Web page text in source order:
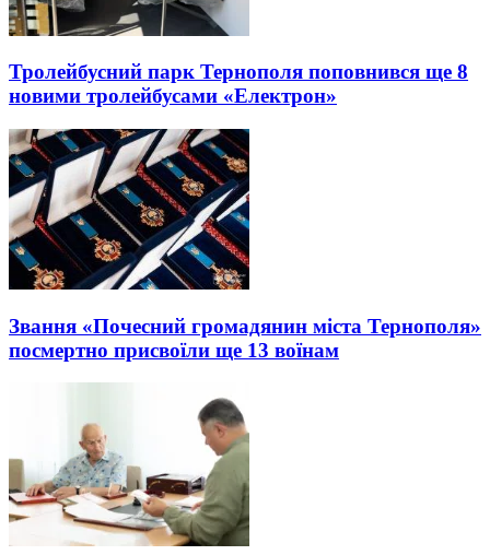
Тролейбусний парк Тернополя поповнився ще 8
новими тролейбусами «Електрон»
Звання «Почесний громадянин міста Тернополя»
посмертно присвоїли ще 13 воїнам